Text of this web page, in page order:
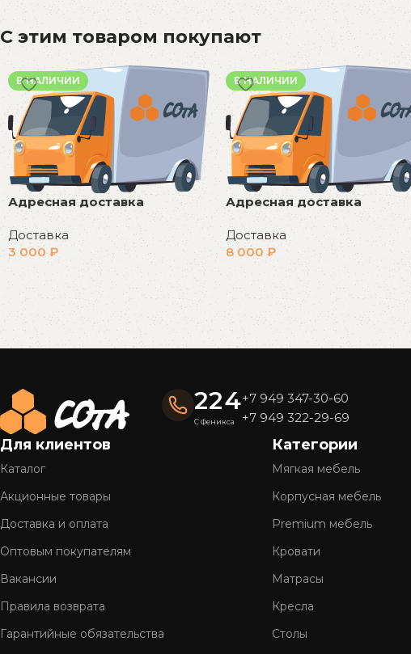
С этим товаром покупают
В НАЛИЧИИ
Адресная доставка
Доставка
3 000₽
В корзину
В НАЛИЧИИ
Адресная доставка
Доставка
8 000 ₽
В корзину
Read More
224
С Феникса
+7 949 347-30-60
+7 949 322-29-69
Для клиентов
Каталог
Акционные товары
Доставка и оплата
Оптовым покупателям
Вакансии
Правила возврата
Гарантийные обязательства
Категории
Мягкая мебель
Корпусная мебель
Premium мебель
Кровати
Матрасы
Кресла
Столы